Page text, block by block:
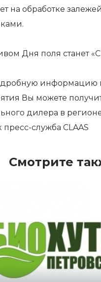
на обработке
Дня поля станет
информацию
Вы можете
дилера в
пресс-служба CLAAS
Смотрите